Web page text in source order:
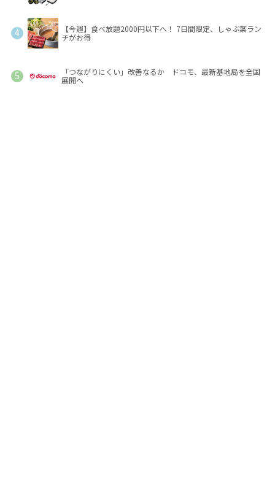
【今週】食べ放題2000円以下へ！ 7日間限定、しゃぶ葉ラン
チがお得
「つながりにくい」改善なるか ドコモ、最新基地局を全国
展開へ